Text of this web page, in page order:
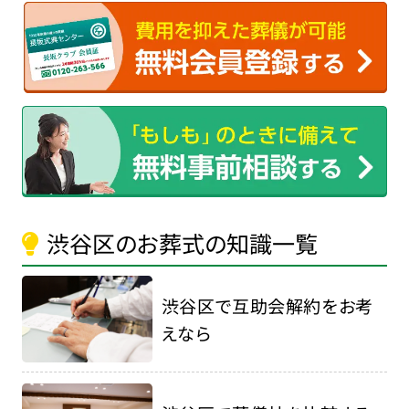
渋谷区のお葬式の知識一覧
渋谷区で互助会解約をお考
えなら